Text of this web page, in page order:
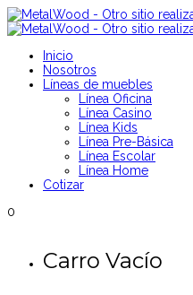
Inicio
Nosotros
Líneas de muebles
Línea Oficina
Línea Casino
Línea Kids
Línea Pre-Básica
Línea Escolar
Línea Home
Cotizar
0
Carro Vacío